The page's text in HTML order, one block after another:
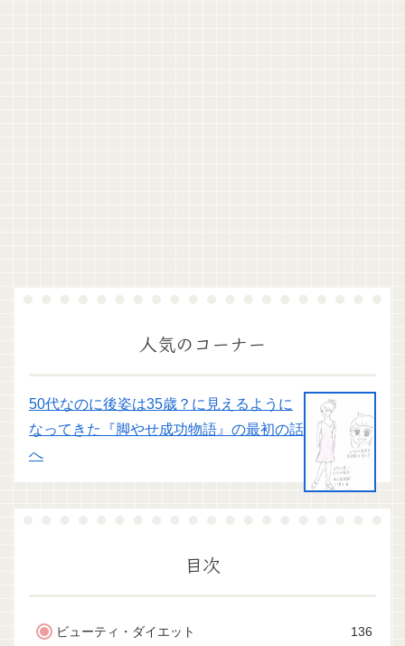
人気のコーナー
50代なのに後姿は35歳？に見えるように
なってきた『脚やせ成功物語』の最初の話
へ
目次
ビューティ・ダイエット 136